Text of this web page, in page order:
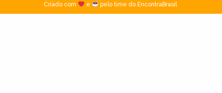
Criado com
e pelo time do EncontraBrasil